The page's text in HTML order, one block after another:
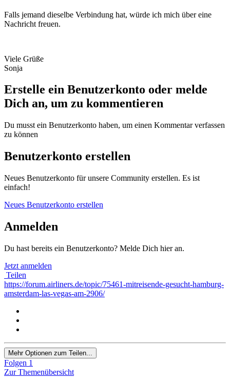
Falls jemand dieselbe Verbindung hat, würde ich mich über eine
Nachricht freuen.
Viele Grüße
Sonja
Erstelle ein Benutzerkonto oder melde
Dich an, um zu kommentieren
Du musst ein Benutzerkonto haben, um einen Kommentar verfassen
zu können
Benutzerkonto erstellen
Neues Benutzerkonto für unsere Community erstellen. Es ist
einfach!
Neues Benutzerkonto erstellen
Anmelden
Du hast bereits ein Benutzerkonto? Melde Dich hier an.
Jetzt anmelden
Teilen
https://forum.airliners.de/topic/75461-mitreisende-gesucht-hamburg-
amsterdam-las-vegas-am-2906/
Mehr Optionen zum Teilen...
Folgen 1
Zur Themenübersicht